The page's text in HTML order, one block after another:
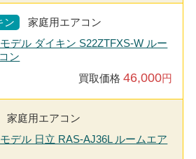
ン
家庭用エアコン
デル ダイキン S22ZTFXS-W ルー
ン
買取価格46,000円
家庭用エアコン
デル 日立 RAS-AJ36L ルームエア